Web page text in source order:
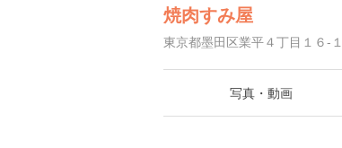
焼肉すみ屋
東京都墨田区業平４丁目１６-１
写真・動画